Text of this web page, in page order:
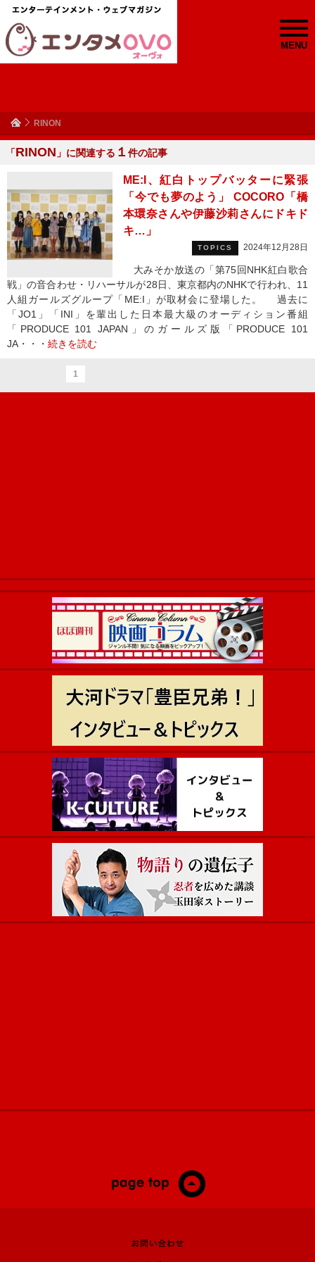
MENU
RINON
「RINON 」に関連する １ 件の記事
ME:I、紅白トップバッターに緊張
「今でも夢のよう」 COCORO「橋
本環奈さんや伊藤沙莉さんにドキド
キ…」
TOPICS 2024年12月28日
大みそか放送の「第75回NHK紅白歌合
戦」の音合わせ・リハーサルが28日、東京都内のNHKで行われ、11
人組ガールズグループ「ME:I」が取材会に登場した。 過去に
「JO1」「INI」を輩出した日本最大級のオーディション番組
「PRODUCE 101 JAPAN」のガールズ版「PRODUCE 101
JA・・・ 続きを読む
1